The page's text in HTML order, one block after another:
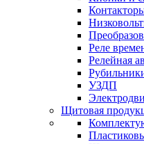
Реле
Релейная
УЗДП
Щитовая